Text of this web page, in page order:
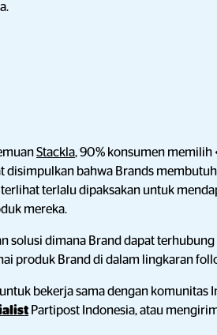
Stackla, 90% konsumen
disimpulkan bahwa Brands
terlalu dipaksakan untuk
mereka.
solusi dimana Brand dapat
produk Brand di dalam lingkaran
bekerja sama dengan komunitas
Partipost Indonesia, atau